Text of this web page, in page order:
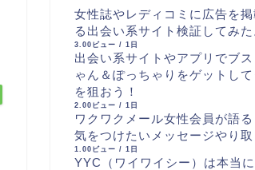
女性誌やレディコミに広告を
る出会い系サイト検証してみた
3.00ビュー / 1日
出会い系サイトやアプリでブス
ゃん＆ぽっちゃりをゲットし
を狙おう！
2.00ビュー / 1日
ワクワクメール女性会員が語
気をつけたいメッセージやり
1.00ビュー / 1日
YYC（ワイワイシー）は本当